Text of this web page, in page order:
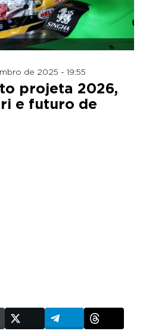
de 2025 - 19:55
projeta 2026,
e futuro de